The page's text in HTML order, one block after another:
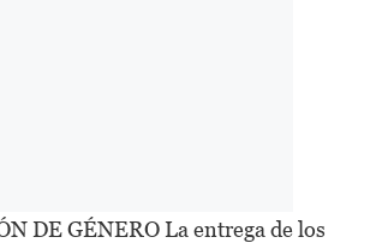
DE GÉNERO La entrega de los